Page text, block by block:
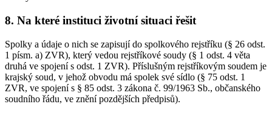
8. Na které instituci životní situaci řešit
Spolky a údaje o nich se zapisují do spolkového rejstříku (§ 26 odst.
1 písm. a) ZVR), který vedou rejstříkové soudy (§ 1 odst. 4 věta
druhá ve spojení s odst. 1 ZVR). Příslušným rejstříkovým soudem je
krajský soud, v jehož obvodu má spolek své sídlo (§ 75 odst. 1
ZVR, ve spojení s § 85 odst. 3 zákona č. 99/1963 Sb., občanského
soudního řádu, ve znění pozdějších předpisů).